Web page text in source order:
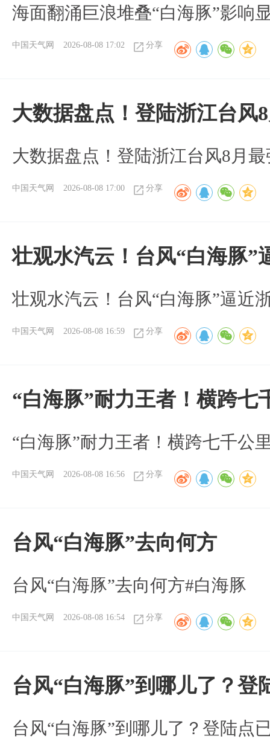
海面翻涌巨浪堆叠“白海豚”影响
中国天气网 2026-08-08 17:02 分享
大数据盘点！登陆浙江台风
大数据盘点！登陆浙江台风8月
中国天气网 2026-08-08 17:00 分享
壮观水汽云！台风“白海豚”
壮观水汽云！台风“白海豚”逼近
中国天气网 2026-08-08 16:59 分享
“白海豚”耐力王者！横跨七
“白海豚”耐力王者！横跨七千公
中国天气网 2026-08-08 16:56 分享
台风“白海豚”去向何方
台风“白海豚”去向何方#白海豚
中国天气网 2026-08-08 16:54 分享
台风“白海豚”到哪儿了？登
台风“白海豚”到哪儿了？登陆点